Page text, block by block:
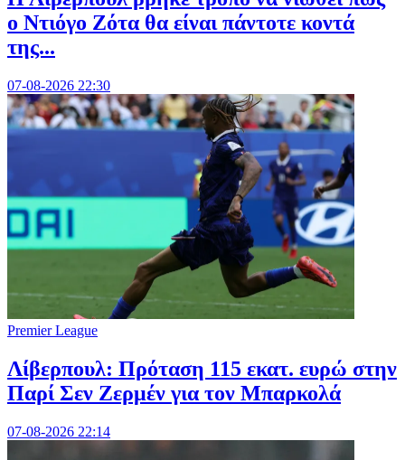
ο Ντιόγο Ζότα θα είναι πάντοτε κοντά
της...
07-08-2026 22:30
Premier League
Λίβερπουλ: Πρόταση 115 εκατ. ευρώ στην
Παρί Σεν Ζερμέν για τον Μπαρκολά
07-08-2026 22:14